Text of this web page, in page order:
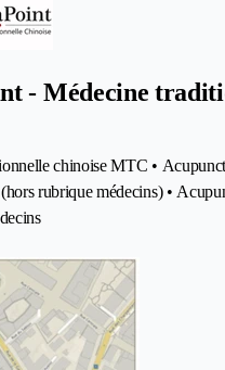
- Médecine
chinoise MTC •
rubrique médecins) •